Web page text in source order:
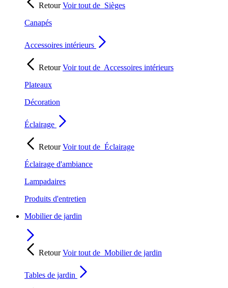
RetourVoir tout de Sièges
Canapés
Accessoires intérieurs
RetourVoir tout de Accessoires intérieurs
Plateaux
Décoration
Éclairage
RetourVoir tout de Éclairage
Éclairage d'ambiance
Lampadaires
Produits d'entretien
Mobilier de jardin
RetourVoir tout de Mobilier de jardin
Tables de jardin